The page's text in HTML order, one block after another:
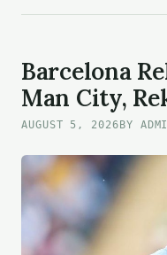
TIMNAS
URUGUAY
Barcelona
Man City,
AUGUST 5, 2026BY